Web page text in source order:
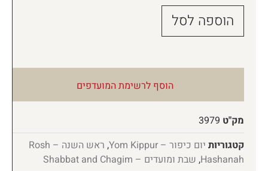
הוספה לסל
הוסף לרשימת המועדפים
מק"ט 3979
קטגוריות יום כיפור – Yom Kippur ,
ראש השנה – Rosh
Hashanah
, שבת ומועדים – Shabbat and Chagim